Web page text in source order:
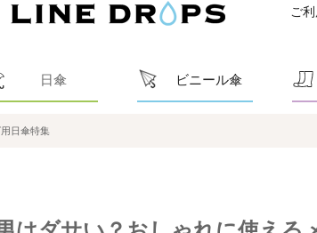
ご
日傘 ビニール傘
日傘特集